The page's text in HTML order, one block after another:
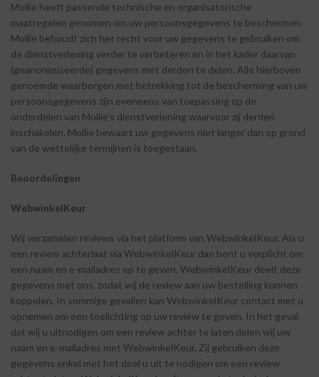
Mollie heeft passende technische en organisatorische
maatregelen genomen om uw persoonsgegevens te beschermen.
Mollie behoudt zich het recht voor uw gegevens te gebruiken om
de dienstverlening verder te verbeteren en in het kader daarvan
(geanonimiseerde) gegevens met derden te delen. Alle hierboven
genoemde waarborgen met betrekking tot de bescherming van uw
persoonsgegevens zijn eveneens van toepassing op de
onderdelen van Mollie’s dienstverlening waarvoor zij derden
inschakelen. Mollie bewaart uw gegevens niet langer dan op grond
van de wettelijke termijnen is toegestaan.
Beoordelingen
WebwinkelKeur
Wij verzamelen reviews via het platform van WebwinkelKeur. Als u
een review achterlaat via WebwinkelKeur dan bent u verplicht om
een naam en e-mailadres op te geven. WebwinkelKeur deelt deze
gegevens met ons, zodat wij de review aan uw bestelling kunnen
koppelen. In sommige gevallen kan WebwinkelKeur contact met u
opnemen om een toelichting op uw review te geven. In het geval
dat wij u uitnodigen om een review achter te laten delen wij uw
naam en e-mailadres met WebwinkelKeur. Zij gebruiken deze
gegevens enkel met het doel u uit te nodigen om een review